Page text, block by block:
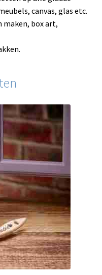
canvas, glas etc.
maken, box art,